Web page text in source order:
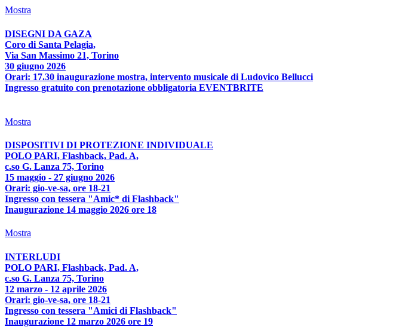
Mostra
DISEGNI DA GAZA
Coro di Santa Pelagia,
Via San Massimo 21, Torino
30 giugno 2026
Orari: 17.30 inaugurazione mostra, intervento musicale di Ludovico Bellucci
Ingresso gratuito con prenotazione obbligatoria EVENTBRITE
Mostra
DISPOSITIVI DI PROTEZIONE INDIVIDUALE
POLO PARI, Flashback, Pad. A,
c.so G. Lanza 75, Torino
15 maggio - 27 giugno 2026
Orari: gio-ve-sa, ore 18-21
Ingresso con tessera "Amic* di Flashback"
Inaugurazione 14 maggio 2026 ore 18
Mostra
INTERLUDI
POLO PARI, Flashback, Pad. A,
c.so G. Lanza 75, Torino
12 marzo - 12 aprile 2026
Orari: gio-ve-sa, ore 18-21
Ingresso con tessera "Amici di Flashback"
Inaugurazione 12 marzo 2026 ore 19